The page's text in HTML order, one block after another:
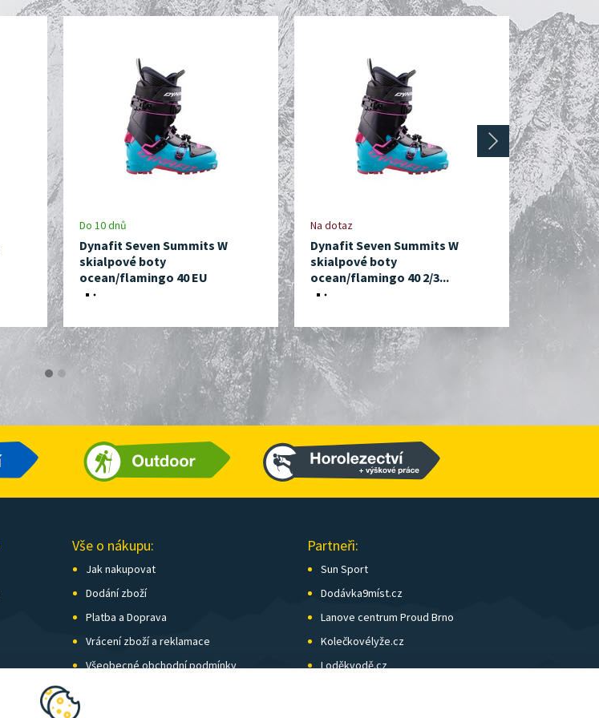
Do 10 dnů
Dynafit Seven Summits W
skialpové boty
ocean/flamingo 40 EU
Na dotaz
Dynafit Seven Summits W
skialpové boty
ocean/flamingo 40 2/3...
Skladem,
Dynafit
skialpové
Vše o nákupu:
Jak nakupovat
Dodání zboží
Platba a Doprava
Vrácení zboží a reklamace
Všeobecné obchodní podmínky
Partneři:
Sun Sport
Dodávka9míst.cz
Lanove centrum Proud Brno
Kolečkovélyže.cz
Loděkvodě.cz